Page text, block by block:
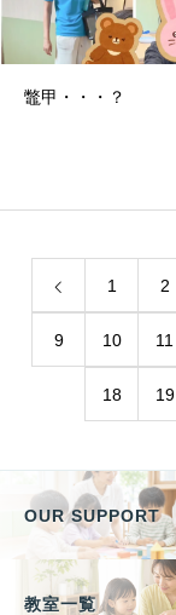
鼈甲・・・？
1 2
9 10 11
18 19
OUR SUPPORT
教室一覧